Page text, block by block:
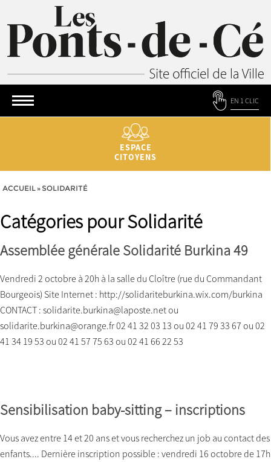
EN 1 CLIC
ESPACE
CITOYENS
ACCUEIL» SOLIDARITÉ
Catégories pour Solidarité
Assemblée générale Solidarité Burkina 49
Vendredi 2 octobre à 20h à la salle du Cloître (rue du Commandant
Bourgeois) Site Internet : http://solidariteburkina.wix.com/burkina
CONTACT : solidarite.burkina@laposte.net ou
solidarite.burkina@orange.fr 02 41 32 03 13 ou 02 41 79 33 67 ou 02
41 34 19 53 ou 02 41 57 75 63 ou 02 41 66 22 53
Sensibilisation baby-sitting – inscriptions
Vous avez entre 14 et 20 ans et vous recherchez un job au contact des
enfants.... Dernière inscription possible : vendredi 16 octobre de 17h